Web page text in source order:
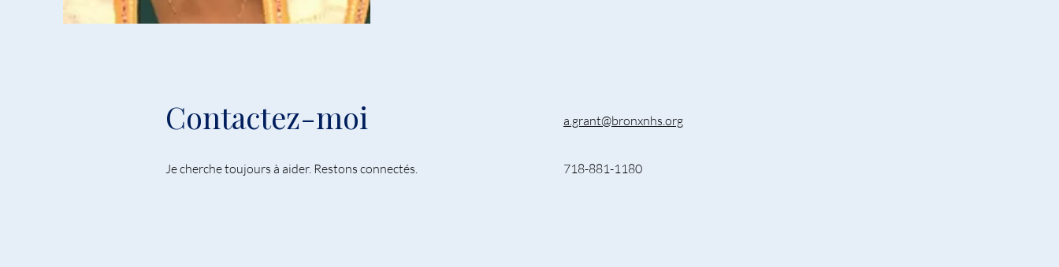
Contactez-moi a.grant@bronxnhs.org
Je cherche toujours à aider. Restons connectés. 718-881-1180